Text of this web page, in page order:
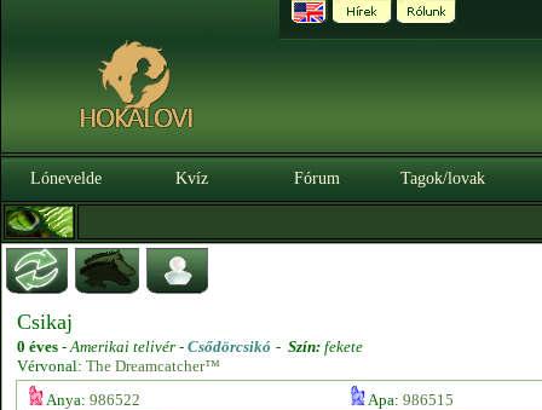
Lónevelde Kvíz Fórum Tagok/lovak
Csikaj
0 éves -Amerikai telivér - Csődörcsikó - Szín: fekete
Vérvonal: The Dreamcatcher™
Anya: 986522 Apa: 986515